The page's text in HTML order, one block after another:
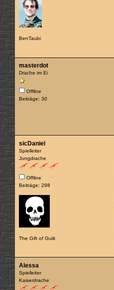
BenTaubi
masterdot
Drache im Ei
Offline
Beiträge: 30
sicDaniel
Spielleiter
Jungdrache
Offline
Beiträge: 298
The Gift of Guilt
Alessa
Spielleiter
Kaiserdrache